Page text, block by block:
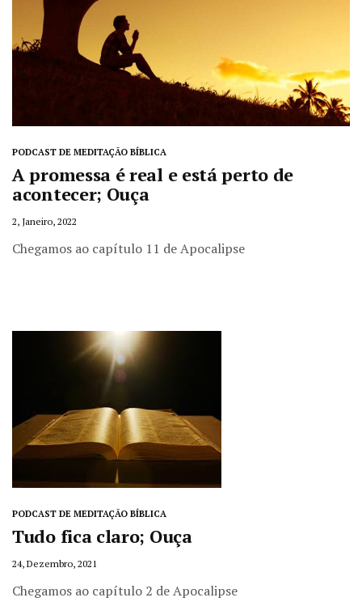
PODCAST DE MEDITAÇÃO BÍBLICA
A promessa é real e está perto de
acontecer; Ouça
2, Janeiro, 2022
Chegamos ao capítulo 11 de Apocalipse
PODCAST DE MEDITAÇÃO BÍBLICA
Tudo fica claro; Ouça
24, Dezembro, 2021
Chegamos ao capítulo 2 de Apocalipse